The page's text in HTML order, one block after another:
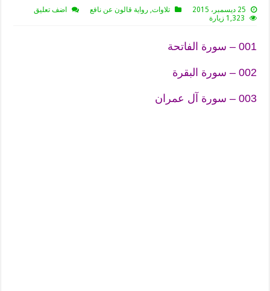
25 ديسمبر، 2015 تلاوات, رواية قالون عن نافع
اضف تعليق
1,323 زيارة
001 – سورة الفاتحة
002 – سورة البقرة
003 – سورة آل عمران